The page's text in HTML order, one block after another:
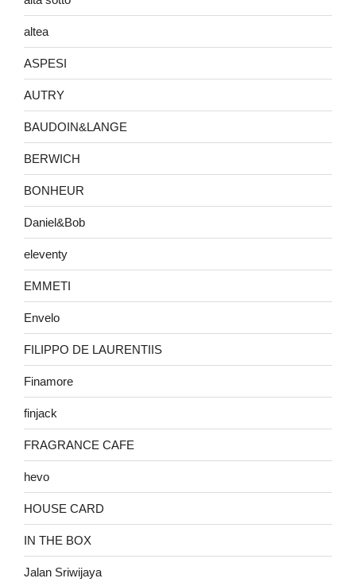
altea
ASPESI
AUTRY
BAUDOIN&LANGE
BERWICH
BONHEUR
Daniel&Bob
eleventy
EMMETI
Envelo
FILIPPO DE LAURENTIIS
Finamore
finjack
FRAGRANCE CAFE
hevo
HOUSE CARD
IN THE BOX
Jalan Sriwijaya